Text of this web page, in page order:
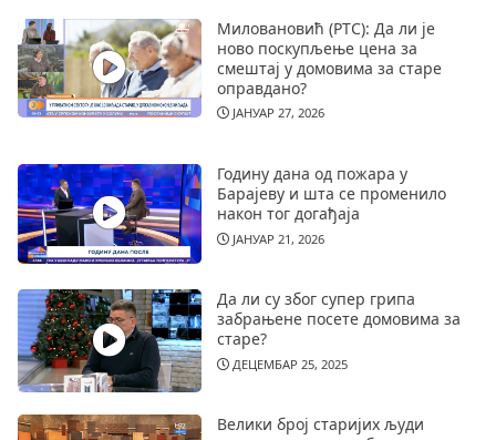
Миловановић (РТС): Да ли је
ново поскупљење цена за
смештај у домовима за старе
оправдано?
ЈАНУАР 27, 2026
Годину дана од пожара у
Барајеву и шта се променило
након тог догађаја
ЈАНУАР 21, 2026
Да ли су због супер грипа
забрањене посете домовима за
старе?
ДЕЦЕМБАР 25, 2025
Велики број старијих људи